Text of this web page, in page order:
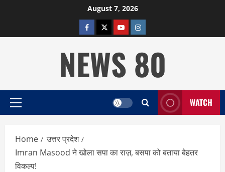
August 7, 2026
facebooktwitterYOUTUBE
instagram
NEWS 80
Primary
WATCH
Home
उत्तर प्रदेश
Imran Masood ने खोला सपा का राज़, बसपा को बताया बेहतर
विकल्प!